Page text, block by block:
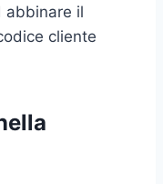
abbinare il
cliente